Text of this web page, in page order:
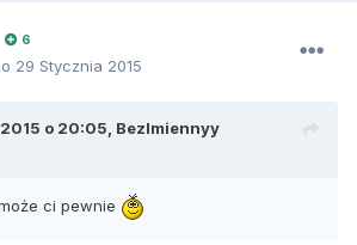
6
29 Stycznia 2015
o 20:05, BezImiennyy
ci pewnie